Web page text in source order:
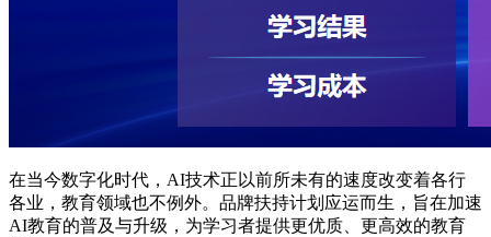
在当今数字化时代，AI技术正以前所未有的速度改变着各行
各业，教育领域也不例外。品牌扶持计划应运而生，旨在加速
AI教育的普及与升级，为学习者提供更优质、更高效的教育